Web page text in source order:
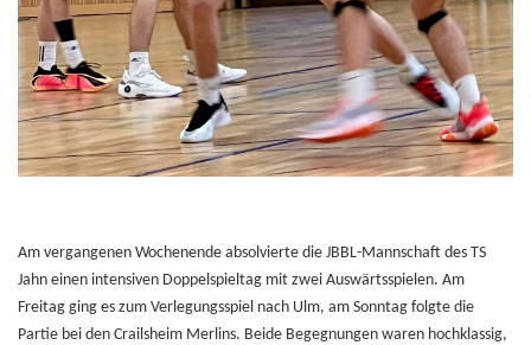
Am vergangenen Wochenende absolvierte die JBBL-Mannschaft des TS
Jahn einen intensiven Doppelspieltag mit zwei Auswärtsspielen. Am
Freitag ging es zum Verlegungsspiel nach Ulm, am Sonntag folgte die
Partie bei den Crailsheim Merlins. Beide Begegnungen waren hochklassig,